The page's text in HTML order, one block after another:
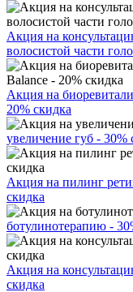
Акция на
волосистой части
Акция на
20% скидка
увеличение губ - 30%
Акция на пилинг
скидка
ботулинотерапию -
Акция на
скидка